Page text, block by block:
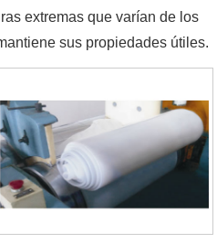
extremas que varían de los
sus propiedades útiles.